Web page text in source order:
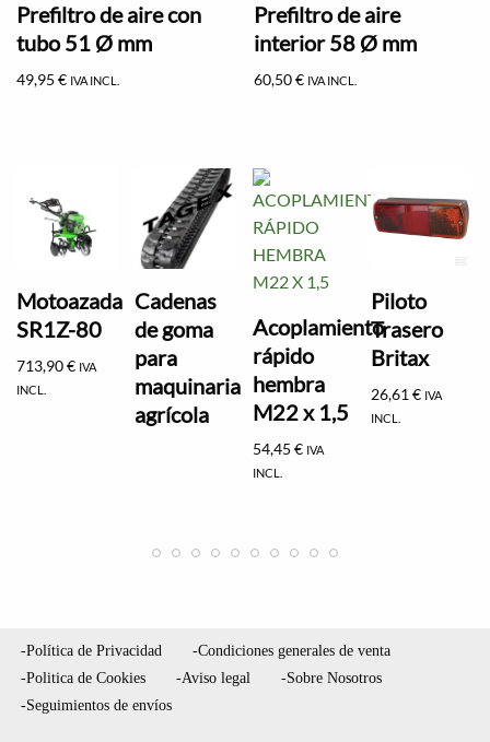
Prefiltro de aire con
tubo 51 Ø mm
49,95 € IVA INCL.
Prefiltro de aire
interior 58 Ø mm
60,50€ IVA INCL.
Motoazada
SR1Z-80
713,90€ IVA
INCL.
Cadenas
de goma
para
maquinaria
agrícola
Acoplamiento
rápido
hembra
M22 x 1,5
54,45€ IVA
INCL.
Piloto
Trasero
Britax
26,61€ IVA
INCL.
-Política de Privacidad
-Condiciones generales de venta
-Politica de Cookies
-Aviso legal
-Sobre Nosotros
-Seguimientos de envíos